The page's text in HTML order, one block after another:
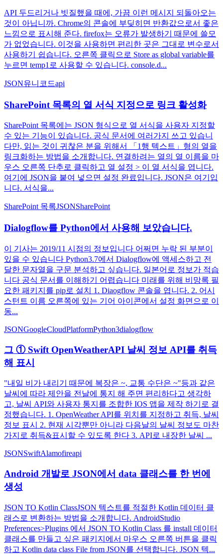
API 두드리거나 빗질했을 때에, 가끔 이런 메시지 되돌아오는
것이 아닙니까. Chrome의 콘솔에 부딪히면 반환값으로서 좋은
느낌으로 표시해 준다. firefox는 오류가 발생하기 때문에 쓸모
가 없었습니다. 이것을 사용하면 편리한 곳은 그대로 변수로서
사용하기 쉽습니다. 오른쪽 클릭으로 Store as global variable를
누르면 temp1로 사용할 수 있습니다. console.d...
JSON유니코드api
SharePoint 목록의 열 서식 지정으로 링크 활성화
SharePoint 목록에는 JSON 형식으로 열 서식을 사용자 지정할
수 있는 기능이 있습니다. 공식 문서에 여러가지 쓰고 있습니
다만, 읽는 것이 귀찮은 분을 위해서 「1행 텍스트」형의 열을
링크화하는 방법을 소개합니다. 연결하려는 열의 열 이름을 마
우스 오른쪽 단추로 클릭하고 열 설정 > 이 열 서식을 엽니다.
여기에 JSON을 붙여 넣으면 설정 완료입니다. JSON은 여기입
니다. 서식을...
SharePoint 목록JSONSharePoint
Dialogflow를 Python에서 사용해 보았습니다.
이 기사는 2019/11 시점의 정보입니다 어쩌면 누락 된 부분이
있을 수 있습니다 Python3.7에서 Dialogflow에 액세스하고 전
달한 문자열을 구문 분석하고 싶습니다. 일본어로 정보가 적습
니다 공식 문서를 이해하기 어렵습니다 미래를 위해 비망록 필
요한 패키지를 pip로 설치 1. Diaogflow 콘솔을 엽니다. 2. 어시
스턴트 이름 오른쪽에 있는 기어 아이콘에서 설정 화면으로 이
동...
JSONGoogleCloudPlatformPython3dialogflow
그 ① Swift OpenWeatherAPI 날씨 정보 API를 취득
해 표시
"내일 비가 내리기 때문에 복장은 ~, 교통 수단은 ~"등과 같은
날씨에 따라 제안을 전날에 통지 해 주면 편리하다고 생각하
고, 날씨 API와 사용자 통지를 조합한 IOS 앱을 제작 하기로 결
정했습니다. 1. OpenWeather API를 위치를 지정하고 취득, 날씨
정보 표시 2. 현재 시각뿐만 아니라 다음날의 날씨 정보도 마찬
가지로 취득&표시할 수 있도록 한다 3. API로 내장한 날씨 ...
JSONSwiftAlamofireapi
Android 개발로 JSON에서 data 클래스를 한 번에
생성
JSON TO Kotlin ClassJSON 텍스트를 적절한 Kotlin 데이터 클
래스로 변환하는 방법을 소개합니다. AndroidStudio
Preferences>Plugins 에서 JSON TO Kotlin Class 를 install 데이터
클래스를 만들고 싶은 패키지에서 마우스 오른쪽 버튼을 클릭
하고 Kotlin data class File from JSON를 선택합니다. JSON 텍...